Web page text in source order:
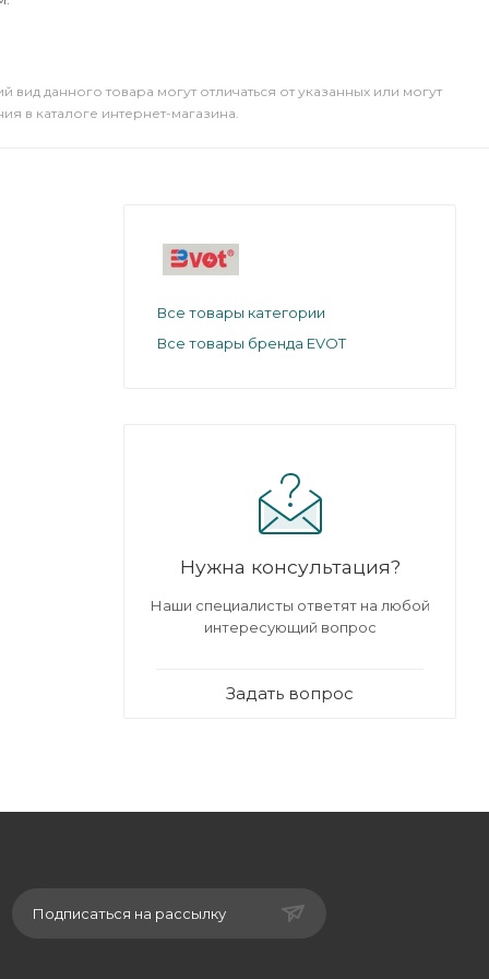
вид данного товара могут отличаться от указанных или могут
в каталоге интернет-магазина.
Все товары категории
Все товары бренда EVOT
Нужна консультация?
Наши специалисты ответят на любой
интересующий вопрос
Задать вопрос
Подписаться на рассылку